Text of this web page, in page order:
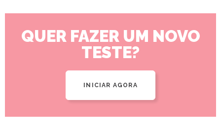
QUER FAZER UM NOVO
TESTE?
INICIAR AGORA